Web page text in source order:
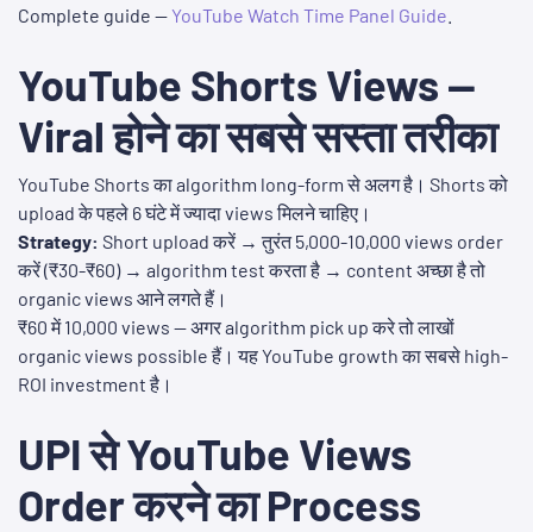
Complete guide —YouTube Watch Time Panel Guide
YouTube Shorts Views —
Viral होने का सबसे सस्ता तरीका
YouTube Shorts का algorithm long-form से अलग है। Shorts को
upload के पहले 6 घंटे में ज्यादा views मिलने चाहिए।
Strategy: Short upload करें → तुरंत 5,000-10,000 views order
करें (₹30-₹60) → algorithm test करता है → content अच्छा है तो
organic views आने लगते हैं।
₹60 में 10,000 views — अगर algorithm pick up करे तो लाखों
organic views possible हैं। यह YouTube growth का सबसे high-
ROI investment है।
UPI से YouTube Views
Order करने का Process